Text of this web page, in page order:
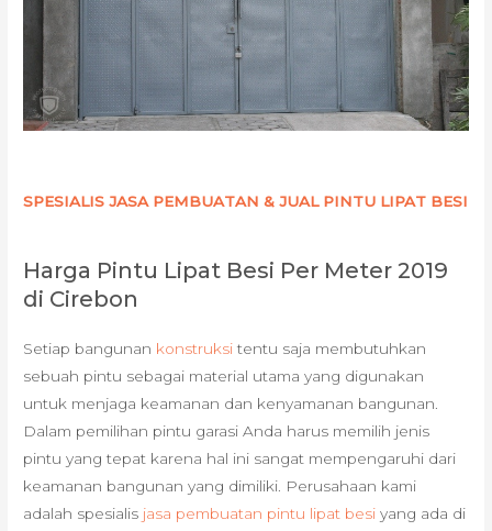
SPESIALIS JASA PEMBUATAN & JUAL PINTU LIPAT BESI
Harga Pintu Lipat Besi Per Meter 2019
di Cirebon
Setiap bangunan konstruksi tentu saja membutuhkan
sebuah pintu sebagai material utama yang digunakan
untuk menjaga keamanan dan kenyamanan bangunan.
Dalam pemilihan pintu garasi Anda harus memilih jenis
pintu yang tepat karena hal ini sangat mempengaruhi dari
keamanan bangunan yang dimiliki. Perusahaan kami
adalah spesialis jasa pembuatan pintu lipat besi yang ada di